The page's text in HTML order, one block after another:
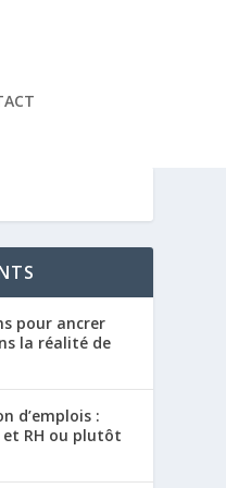
pour ancrer
la réalité de
d’emplois :
RH ou plutôt